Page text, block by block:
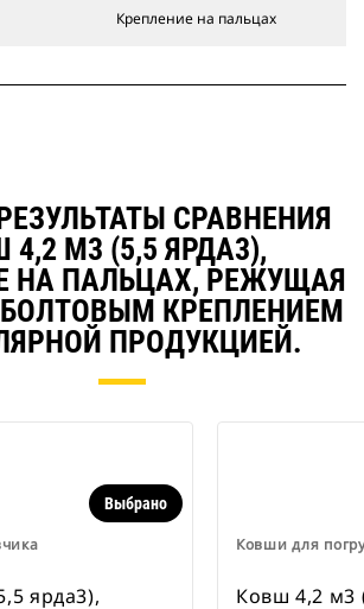
Крепление на пальцах
СРАВНЕНИЯ
4,2 М3 (5,5 ЯРДА3),
НА ПАЛЬЦАХ, РЕЖУЩАЯ
КРЕПЛЕНИЕМ
ПРОДУКЦИЕЙ.
Выбрано
ярда3),
Ковши для
Ковш 4,2 м3